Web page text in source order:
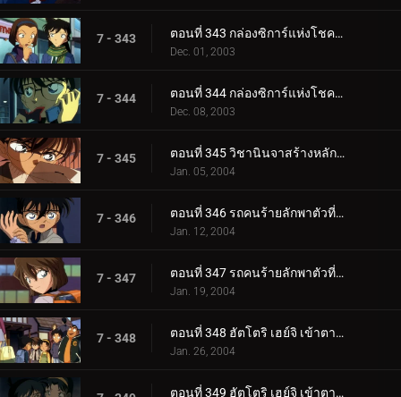
7 - 343 ตอนที่ 343 กล่องซิการ์แห่งโชคลาภ (ตอนแรก)
Dec. 01, 2003
7 - 344 ตอนที่ 344 กล่องซิการ์แห่งโชคลาภ (ตอนจบ)
Dec. 08, 2003
7 - 345 ตอนที่ 345 วิชานินจาสร้างหลักฐานที่อยู่
Jan. 05, 2004
7 - 346 ตอนที่ 346 รถคนร้ายลักพาตัวที่หายไป (ตอนแรก)
Jan. 12, 2004
7 - 347 ตอนที่ 347 รถคนร้ายลักพาตัวที่หายไป (ตอนจบ)
Jan. 19, 2004
7 - 348 ตอนที่ 348 ฮัตโตริ เฮย์จิ เข้าตาจน! (ตอนแรก)
Jan. 26, 2004
ตอนที่ 349 ฮัตโตริ เฮย์จิ เข้าตาจน! (ตอนจบ)